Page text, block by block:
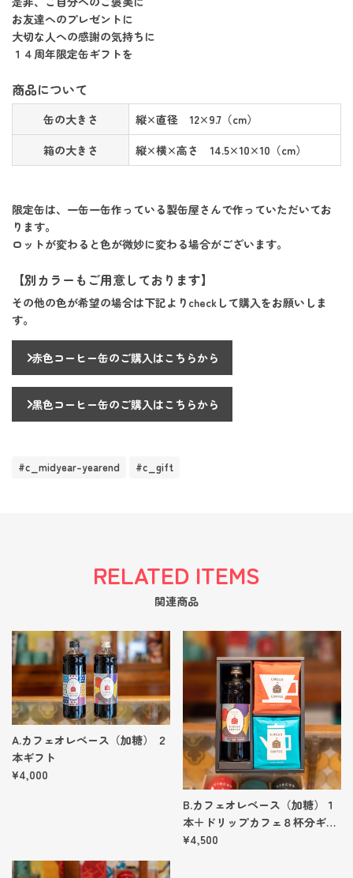
お友達へのプレゼントに
大切な人への感謝の気持ちに
１４周年限定缶ギフトを
商品について
缶の大きさ
縦×直径 12×9.7（cm）
箱の大きさ
縦×横×高さ 14.5×10×10（cm）
限定缶は、一缶一缶作っている製缶屋さんで作っていただいてお
ります。
ロットが変わると色が微妙に変わる場合がございます。
【別カラーもご用意しております】
その他の色が希望の場合は下記よりcheckして購入をお願いしま
す。
赤色コーヒー缶のご購入はこちらから
黒色コーヒー缶のご購入はこちらから
#c_midyear-yearend #c_gift
RELATED ITEMS
関連商品
A.カフェオレベース（加糖） ２
本ギフト
¥4,000
B.カフェオレベース（加糖）１
本＋ドリップカフェ８杯分ギフ
ト
¥4,500